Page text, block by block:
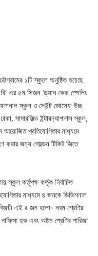
১টি স্কুলে অনুষ্ঠিত হয়েছে
এর ৫ম সিজন ‘ড্যান কেক স্পেলিং
স্কুল ও সেইন্ট জোসেফ উচ্চ
সামারফিল্ড ইন্টার‌ন‌্যাশনাল স্কুল,
আয়োজিত প্রতিযোগিতার মাধ‌্যমে
করার জন‌্য গোল্ডেন টিকিট জিতে
স্কুল কর্তৃপক্ষ কর্তৃক নির্বাচিত
মাধ‌্যমে ৪ জনকে ডিভিশনাল
বিজয়ী এই ৪ জন হলো- নবম শ্রেণির
হক এবং অষ্টম শ্রেণির পারিজা